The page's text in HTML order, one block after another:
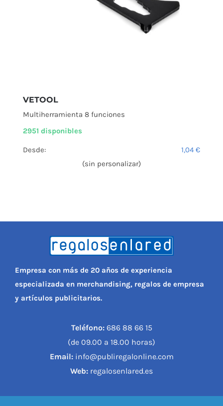
VETOOL
Multiherramienta 8 funciones
2951 disponibles
Desde: 1,04 €
(sin personalizar)
Empresa con más de 20 años de experiencia
especializada en merchandising, regalos de empresa
y artículos publicitarios.
Teléfono:686 88 66 15
(de 09.00 a 18.00 horas)
Email:info@publiregalonline.com
Web: regalosenlared.es